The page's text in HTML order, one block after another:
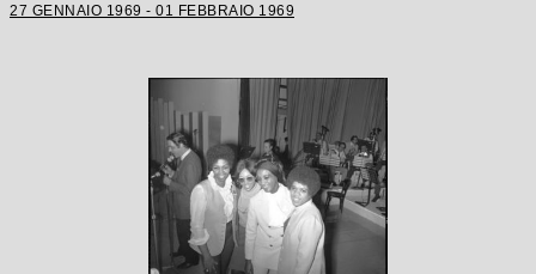
27 GENNAIO 1969 - 01 FEBBRAIO 1969